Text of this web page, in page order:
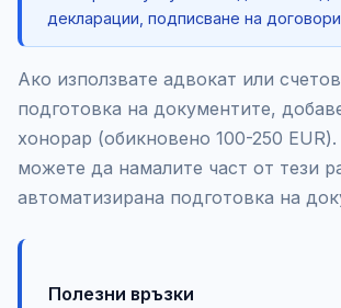
декларации, подписване на
Ако използвате адвокат или
подготовка на документите,
хонорар (обикновено 100-250
можете да намалите част от тези
автоматизирана подготовка на
Полезни връзки